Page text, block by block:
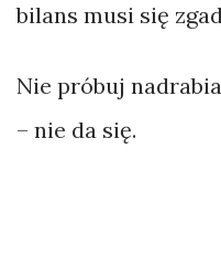
bilans musi się
Nie próbuj
– nie da się.